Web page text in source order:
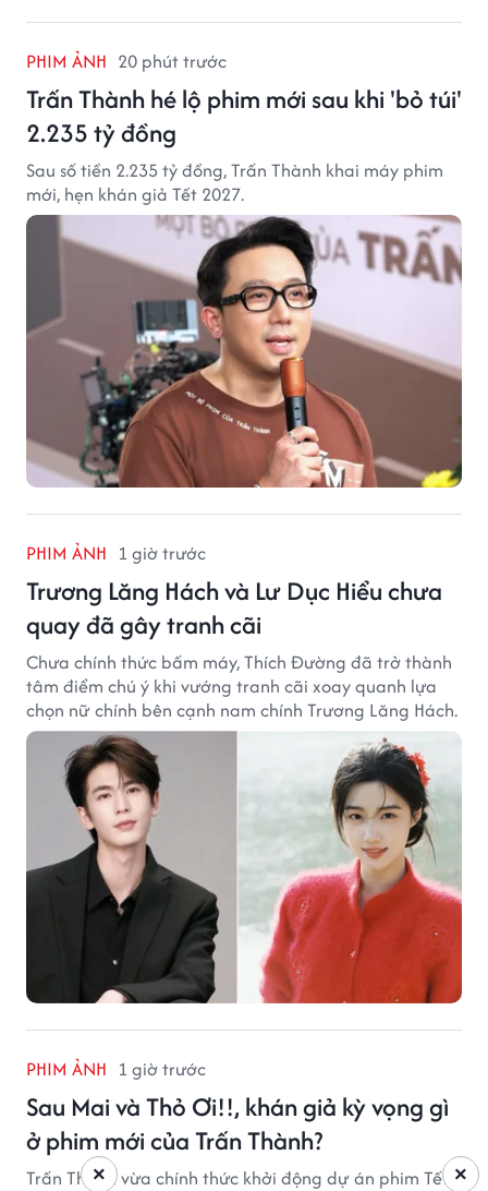
PHIM ẢNH 20 phút trước
Trấn Thành hé lộ phim mới sau khi 'bỏ túi'
2.235 tỷ đồng
Sau số tiền 2.235 tỷ đồng, Trấn Thành khai máy phim
mới, hẹn khán giả Tết 2027.
PHIM ẢNH 1 giờ trước
Trương Lăng Hách và Lư Dục Hiểu chưa
quay đã gây tranh cãi
Chưa chính thức bấm máy, Thích Đường đã trở thành
tâm điểm chú ý khi vướng tranh cãi xoay quanh lựa
chọn nữ chính bên cạnh nam chính Trương Lăng Hách.
PHIM ẢNH 1 giờ trước
Sau Mai và Thỏ Ơi!!, khán giả kỳ vọng gì
ở phim mới của Trấn Thành?
Trấn Thành vừa chính thức khởi động dự án phim Tết ×
×